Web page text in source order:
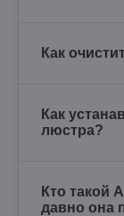
Как
Как
люстра?
Кто такой
давно она